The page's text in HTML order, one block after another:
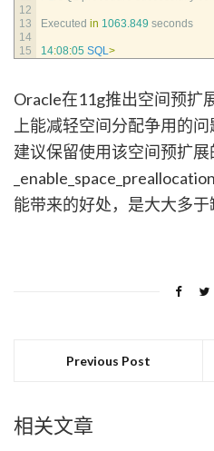
12
13
14
15
Executed in 1063.849 seconds
14:08:05 SQL >
Oracle在11g推出空间预扩
上能减轻空间分配争用的
建议保留使用该空间预扩
能带来的好处，是大大多于
Previous Post
相关文章